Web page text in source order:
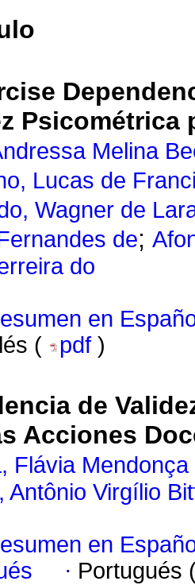
Psicométrica
Melina
Lucas de
Wagner de
de;
do
en
( pdf )
de
Acciones
Flávia
Antônio Virgílio
en
· Portugués